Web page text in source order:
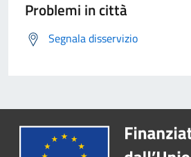
Problemi in città
Segnala disservizio